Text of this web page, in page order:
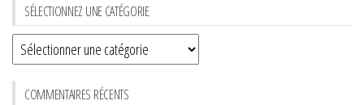
SÉLECTIONNEZ UNE CATÉGORIE
Sélectionnez
une
CATÉGORIE
COMMENTAIRES RÉCENTS